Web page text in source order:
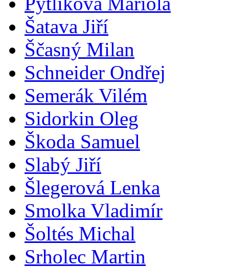
Šatava Jiří
Ščasný Milan
Schneider Ondřej
Semerák Vilém
Sidorkin Oleg
Škoda Samuel
Slabý Jiří
Šlegerová Lenka
Smolka Vladimír
Šoltés Michal
Srholec Martin